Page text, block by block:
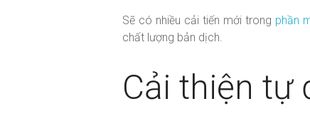
Sẽ có nhiều cải tiến mới trong phần
chất lượng bản dịch.
Cải thiện tự